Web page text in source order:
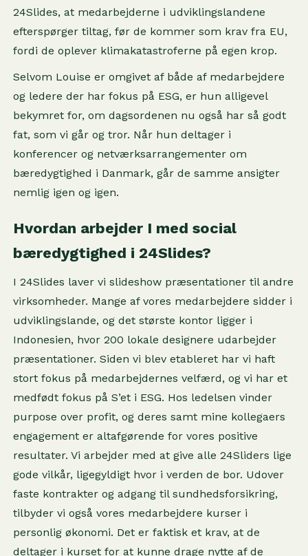
24Slides, at medarbejderne i udviklingslandene
efterspørger tiltag, før de kommer som krav fra EU,
fordi de oplever klimakatastroferne på egen krop.
Selvom Louise er omgivet af både af medarbejdere
og ledere der har fokus på ESG, er hun alligevel
bekymret for, om dagsordenen nu også har så godt
fat, som vi går og tror. Når hun deltager i
konferencer og netværksarrangementer om
bæredygtighed i Danmark, går de samme ansigter
nemlig igen og igen.
Hvordan arbejder I med social
bæredygtighed i 24Slides?
I 24Slides laver vi slideshow præsentationer til andre
virksomheder. Mange af vores medarbejdere sidder i
udviklingslande, og det største kontor ligger i
Indonesien, hvor 200 lokale designere udarbejder
præsentationer. Siden vi blev etableret har vi haft
stort fokus på medarbejdernes velfærd, og vi har et
medfødt fokus på S’et i ESG. Hos ledelsen vinder
purpose over profit, og deres samt mine kollegaers
engagement er altafgørende for vores positive
resultater. Vi arbejder med at give alle 24Sliders lige
gode vilkår, ligegyldigt hvor i verden de bor. Udover
faste kontrakter og adgang til sundhedsforsikring,
tilbyder vi også vores medarbejdere kurser i
personlig økonomi. Det er faktisk et krav, at de
deltager i kurset for at kunne drage nytte af de